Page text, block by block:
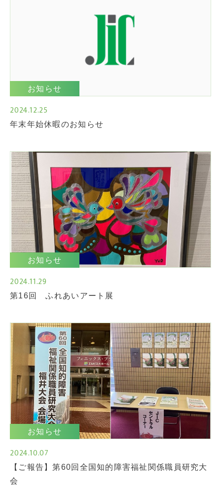
お知らせ
2024.12.25
年末年始休暇のお知らせ
お知らせ
2024.11.29
第16回 ふれあいアート展
お知らせ
2024.10.07
【ご報告】第60回全国知的障害福祉関係職員研究大
会